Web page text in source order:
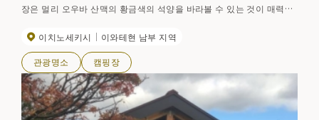
장은 멀리 오우바 산맥의 황금색의 석양을 바라볼 수 있는 것이 매력입
관 스폿이 되어, 구경꾼이 끊이지 않습니다. 【이용 기간】5월 1일(골든
위크의 무렵)～10월 31일
이치노세키시 이와테현 남부 지역
관광명소 캠핑장